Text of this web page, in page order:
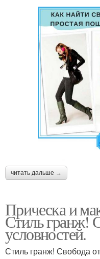
читать дальше →
Прическа и
Стиль гранж!
условностей.
Стиль гранж! Свобода